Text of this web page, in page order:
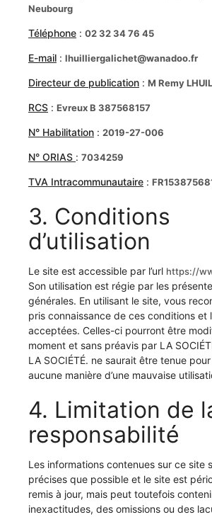
Neubourg
Téléphone : 02 32 34 76 45
E-mail : lhuilliergalichet@wanadoo.fr
Directeur de publication : M Remy
RCS : Evreux B 387568157
N° Habilitation : 2019-27-006
N° ORIAS : 7034259
TVA Intracommunautaire :
3. Conditions
d’utilisation
Le site est accessible par l’url https://
Son utilisation est régie par les
générales. En utilisant le site, vous
pris connaissance de ces conditions et
acceptées. Celles-ci pourront être
moment et sans préavis par LA
LA SOCIÉTÉ. ne saurait être tenue
aucune manière d’une mauvaise
4. Limitation de
responsabilité
Les informations contenues sur ce site
précises que possible et le site est
remis à jour, mais peut toutefois
inexactitudes, des omissions ou des